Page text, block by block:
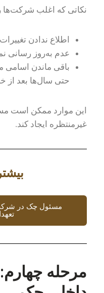
نکاتی که اغلب شرکت‌ها
اطلاع ندادن
عدم به‌روز رسانی
باقی ماندن اسامی
حتی سال‌ها بعد از
این موارد ممکن است
غیرمنتظره ایجاد کند.
مسئول چک در
مرحله